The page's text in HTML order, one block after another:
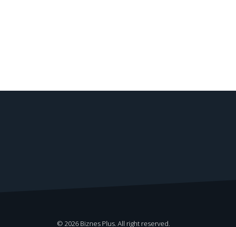
© 2026 Biznes Plus. All right reserved.